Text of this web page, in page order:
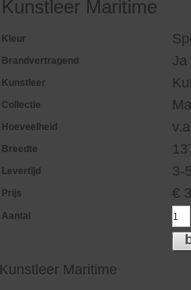
Kunstleer Maritime
Kleur
Brandvertragend Ja
Kunstleer
Collectie
Hoeveelheid
Breedte
Levertijd 3-
Prijs €
Aantal
Kunstleer Maritime